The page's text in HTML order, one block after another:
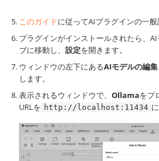
このガイドに従ってAIプラグインの一般
プラグインがインストールされたら、AI
ブに移動し、 設定を開きます。
ウィンドウの左下にあるAIモデルの編集
します。
表示されるウィンドウで、 Ollamaをプ
URLを http://localhost:11434